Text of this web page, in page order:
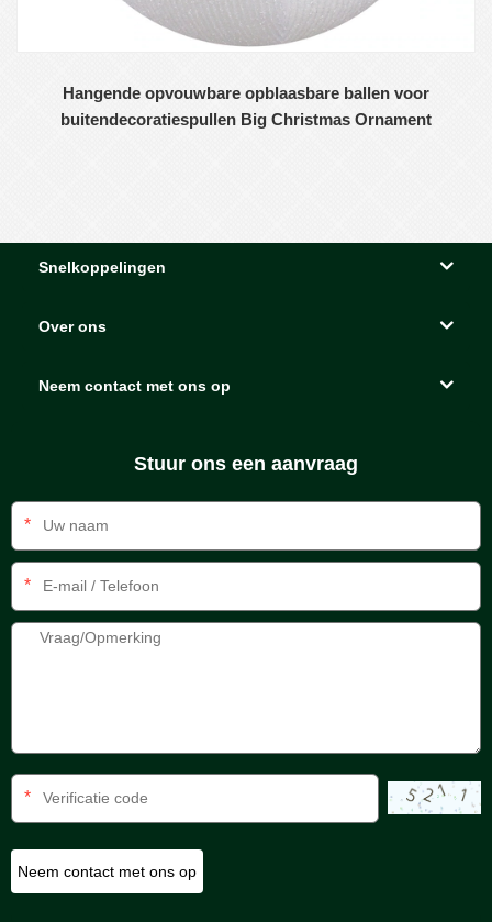
Hangende opvouwbare opblaasbare ballen voor
buitendecoratiespullen Big Christmas Ornament
Snelkoppelingen
Over ons
Neem contact met ons op
Stuur ons een aanvraag
*
*
*